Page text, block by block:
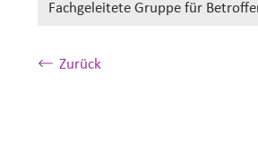
Fachgeleitete Gruppefür
Zurück